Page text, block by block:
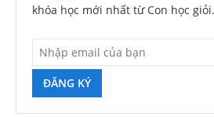
khóa học mới nhất từ Con học giỏi.
ĐĂNG KÝ